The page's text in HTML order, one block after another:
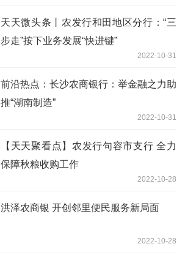
天天微头条丨农发行和田地区分行：“三
步走”按下业务发展“快进键”
2022-10-31
前沿热点：长沙农商银行：举金融之力助
推“湖南制造”
2022-10-31
【天天聚看点】农发行句容市支行 全力
保障秋粮收购工作
2022-10-28
洪泽农商银 开创邻里便民服务新局面
2022-10-28